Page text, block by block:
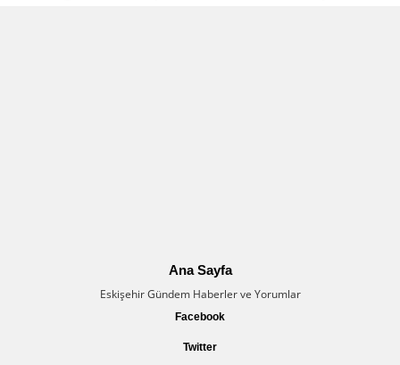
Ana Sayfa
Eskişehir Gündem Haberler ve Yorumlar
Facebook
Twitter